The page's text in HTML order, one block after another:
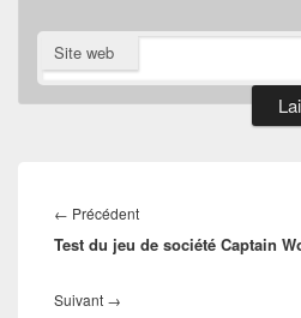
Site web
de
l’article
← PrécédentArticle
précédent :
Test du jeu de société Captain
Suivant →